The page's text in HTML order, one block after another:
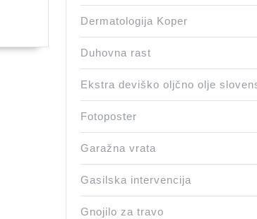
Dermatologija Koper
Duhovna rast
Ekstra deviško oljčno olje
Fotoposter
Garažna vrata
Gasilska intervencija
Gnojilo za travo